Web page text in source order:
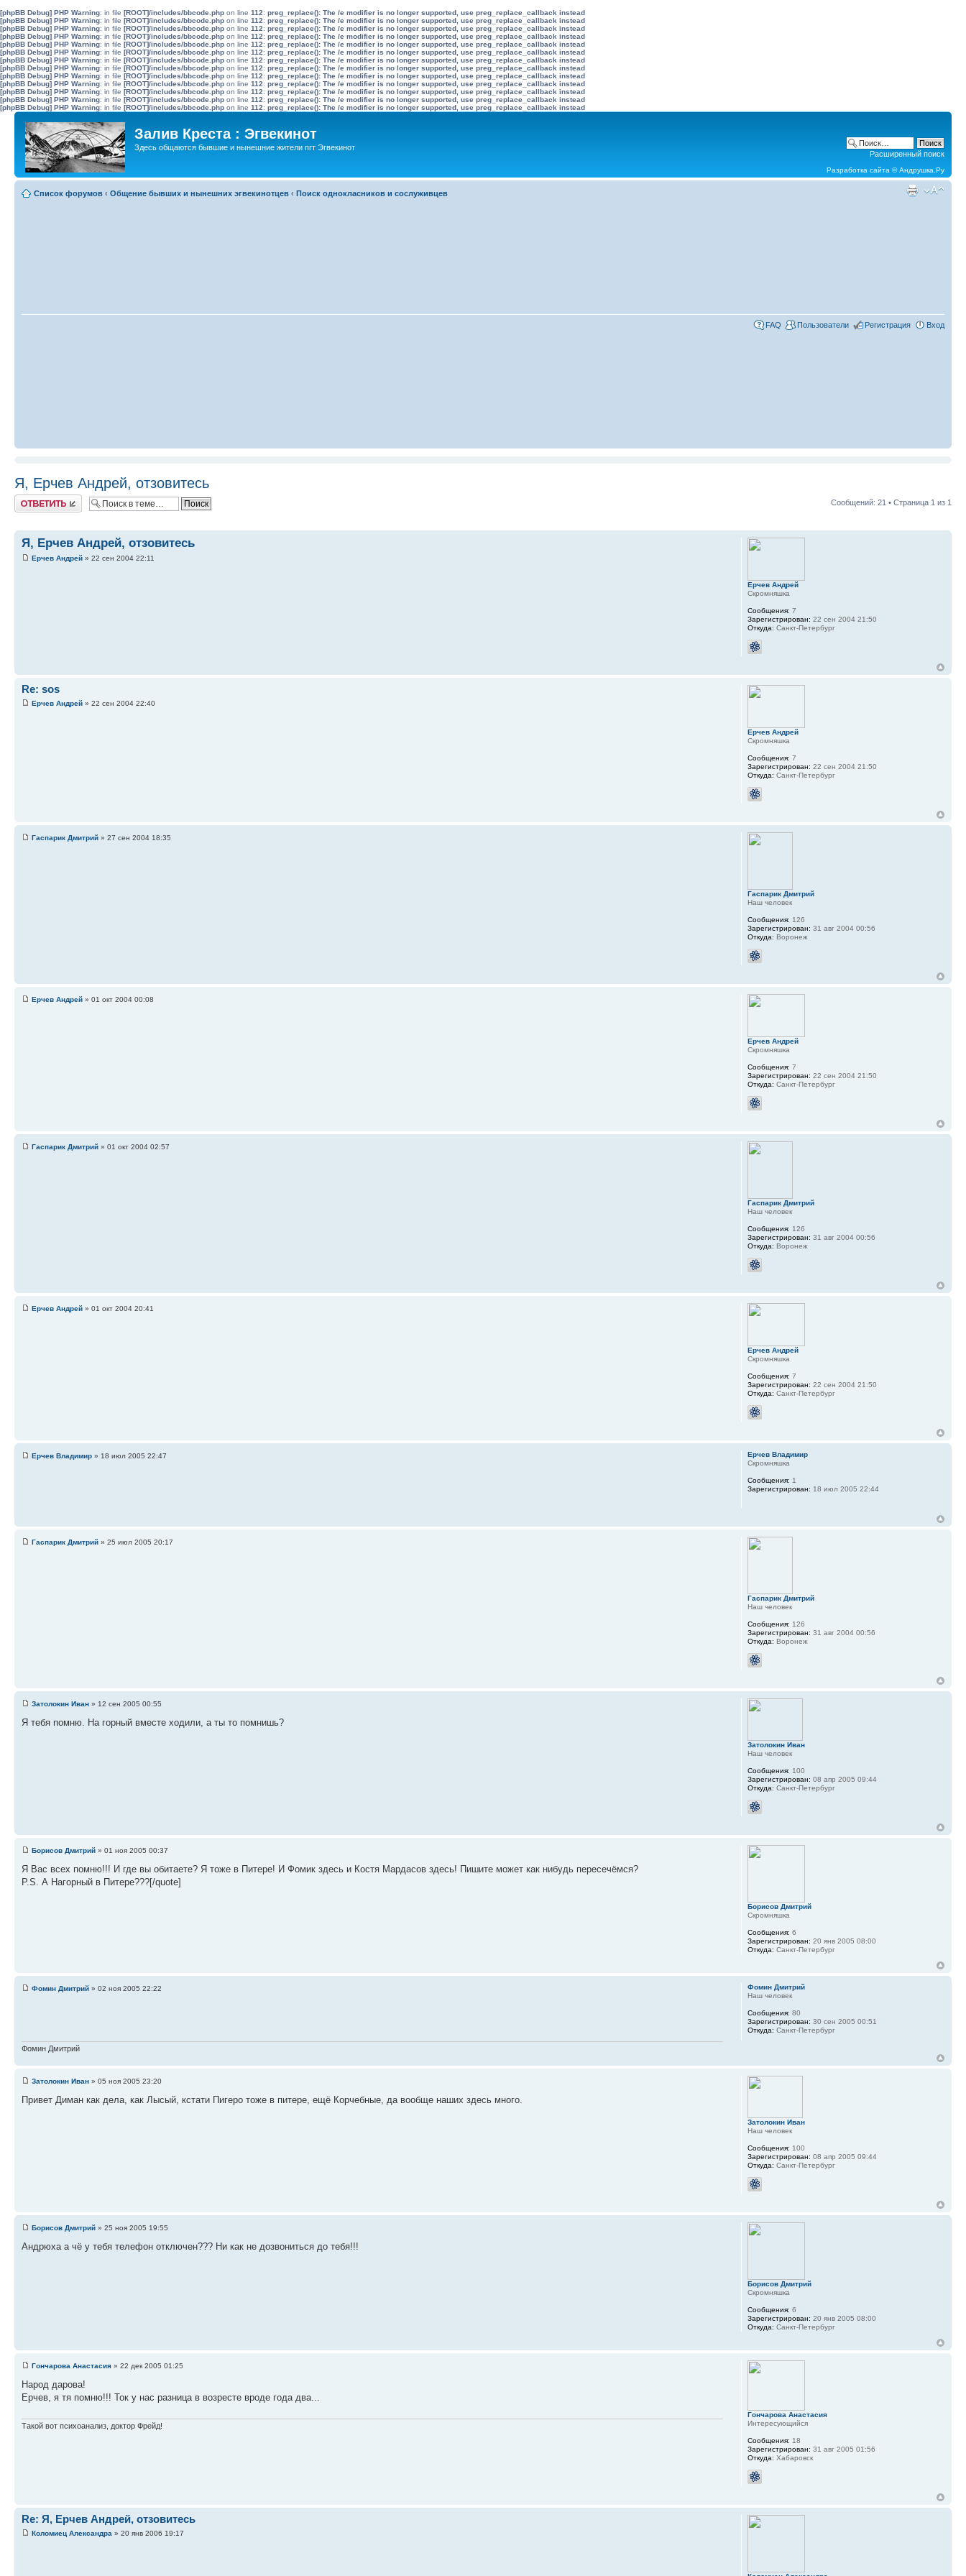
[phpBB Debug] PHP Warning: in file [ROOT]/includes/bbcode.php on line 112: preg_replace(): The /e modifier is no longer supported, use preg_replace_callback instead
[phpBB Debug] PHP Warning: in file [ROOT]/includes/bbcode.php on line 112: preg_replace(): The /e modifier is no longer supported, use preg_replace_callback instead
[phpBB Debug] PHP Warning: in file [ROOT]/includes/bbcode.php on line 112: preg_replace(): The /e modifier is no longer supported, use preg_replace_callback instead
[phpBB Debug] PHP Warning: in file [ROOT]/includes/bbcode.php on line 112: preg_replace(): The /e modifier is no longer supported, use preg_replace_callback instead
[phpBB Debug] PHP Warning: in file [ROOT]/includes/bbcode.php on line 112: preg_replace(): The /e modifier is no longer supported, use preg_replace_callback instead
[phpBB Debug] PHP Warning: in file [ROOT]/includes/bbcode.php on line 112: preg_replace(): The /e modifier is no longer supported, use preg_replace_callback instead
[phpBB Debug] PHP Warning: in file [ROOT]/includes/bbcode.php on line 112: preg_replace(): The /e modifier is no longer supported, use preg_replace_callback instead
[phpBB Debug] PHP Warning: in file [ROOT]/includes/bbcode.php on line 112: preg_replace(): The /e modifier is no longer supported, use preg_replace_callback instead
[phpBB Debug] PHP Warning: in file [ROOT]/includes/bbcode.php on line 112: preg_replace(): The /e modifier is no longer supported, use preg_replace_callback instead
[phpBB Debug] PHP Warning: in file [ROOT]/includes/bbcode.php on line 112: preg_replace(): The /e modifier is no longer supported, use preg_replace_callback instead
[phpBB Debug] PHP Warning: in file [ROOT]/includes/bbcode.php on line 112: preg_replace(): The /e modifier is no longer supported, use preg_replace_callback instead
[phpBB Debug] PHP Warning: in file [ROOT]/includes/bbcode.php on line 112: preg_replace(): The /e modifier is no longer supported, use preg_replace_callback instead
[phpBB Debug] PHP Warning: in file [ROOT]/includes/bbcode.php on line 112: preg_replace(): The /e modifier is no longer supported, use preg_replace_callback instead
Залив Креста : Эгвекинот
Здесь общаются бывшие и нынешние жители пгт Эгвекинот
Расширенный поиск
Разработка сайта ©Андрушка.Ру
Список форумов ‹ Общение бывших и нынешних эгвекинотцев ‹ Поиск однокласников и сослуживцев
FAQ Пользователи Регистрация Вход
Я, Ерчев Андрей, отзовитесь
Ответить Сообщений: 21 • Страница 1 из 1
Я, Ерчев Андрей, отзовитесь
Ерчев Андрей » 22 сен 2004 22:11
Ерчев Андрей
Скромняшка
Сообщения: 7
Зарегистрирован: 22 сен 2004 21:50
Откуда: Санкт-Петербург
Re: sos
Ерчев Андрей » 22 сен 2004 22:40
Ерчев Андрей
Скромняшка
Сообщения: 7
Зарегистрирован: 22 сен 2004 21:50
Откуда: Санкт-Петербург
Гаспарик Дмитрий » 27 сен 2004 18:35
Гаспарик Дмитрий
Наш человек
Сообщения: 126
Зарегистрирован: 31 авг 2004 00:56
Откуда: Воронеж
Ерчев Андрей » 01 окт 2004 00:08
Ерчев Андрей
Скромняшка
Сообщения: 7
Зарегистрирован: 22 сен 2004 21:50
Откуда: Санкт-Петербург
Гаспарик Дмитрий » 01 окт 2004 02:57
Гаспарик Дмитрий
Наш человек
Сообщения: 126
Зарегистрирован: 31 авг 2004 00:56
Откуда: Воронеж
Ерчев Андрей » 01 окт 2004 20:41
Ерчев Андрей
Скромняшка
Сообщения: 7
Зарегистрирован: 22 сен 2004 21:50
Откуда: Санкт-Петербург
Ерчев Владимир » 18 июл 2005 22:47
Ерчев Владимир
Скромняшка
Сообщения: 1
Зарегистрирован: 18 июл 2005 22:44
Гаспарик Дмитрий » 25 июл 2005 20:17
Гаспарик Дмитрий
Наш человек
Сообщения: 126
Зарегистрирован: 31 авг 2004 00:56
Откуда: Воронеж
Затолокин Иван » 12 сен 2005 00:55
Я тебя помню. На горный вместе ходили, а ты то помнишь?
Затолокин Иван
Наш человек
Сообщения: 100
Зарегистрирован: 08 апр 2005 09:44
Откуда: Санкт-Петербург
Борисов Дмитрий » 01 ноя 2005 00:37
Я Вас всех помню!!! И где вы обитаете? Я тоже в Питере! И Фомик здесь и Костя Мардасов здесь! Пишите может как нибудь пересечёмся?
P.S. А Нагорный в Питере???[/quote]
Борисов Дмитрий
Скромняшка
Сообщения: 6
Зарегистрирован: 20 янв 2005 08:00
Откуда: Санкт-Петербург
Фомин Дмитрий » 02 ноя 2005 22:22
Фомин Дмитрий
Фомин Дмитрий
Наш человек
Сообщения: 80
Зарегистрирован: 30 сен 2005 00:51
Откуда: Санкт-Петербург
Затолокин Иван » 05 ноя 2005 23:20
Привет Диман как дела, как Лысый, кстати Пигеро тоже в питере, ещё Корчебные, да вообще наших здесь много.
Затолокин Иван
Наш человек
Сообщения: 100
Зарегистрирован: 08 апр 2005 09:44
Откуда: Санкт-Петербург
Борисов Дмитрий » 25 ноя 2005 19:55
Андрюха а чё у тебя телефон отключен??? Ни как не дозвониться до тебя!!!
Борисов Дмитрий
Скромняшка
Сообщения: 6
Зарегистрирован: 20 янв 2005 08:00
Откуда: Санкт-Петербург
Гончарова Анастасия » 22 дек 2005 01:25
Народ дарова!
Ерчев, я тя помню!!! Ток у нас разница в возресте вроде года два...
Такой вот психоанализ, доктор Фрейд!
Гончарова Анастасия
Интересующийся
Сообщения: 18
Зарегистрирован: 31 авг 2005 01:56
Откуда: Хабаровск
Re: Я, Ерчев Андрей, отзовитесь
Коломиец Александра » 20 янв 2006 19:17